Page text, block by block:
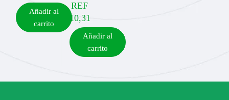
Añadir al
carrito
REF
10,31
Añadir al
carrito